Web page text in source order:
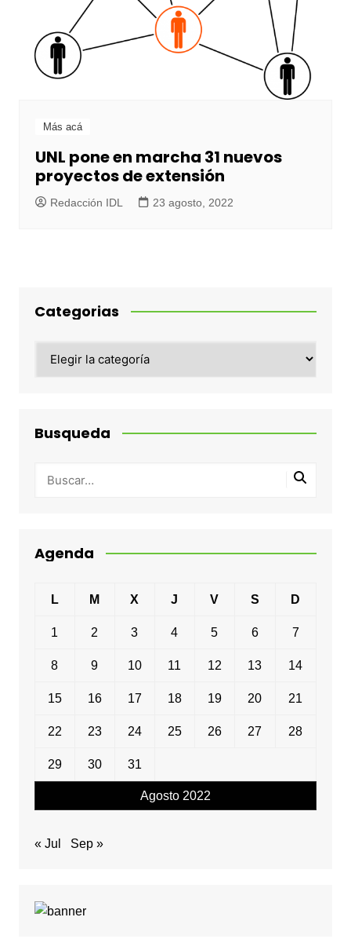
Más acá
UNL pone en marcha 31 nuevos
proyectos de extensión
Redacción IDL 23 agosto, 2022
Categorias
Busqueda
Agenda
Agosto 2022
L M X J V S D
1 2 3 4 5 6 7
8 9 10 11 12 13 14
15 16 17 18 19 20 21
22 23 24 25 26 27 28
29 30 31
« Jul Sep »